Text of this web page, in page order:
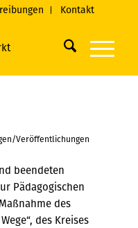
Kontakt
Veröffentlichungen
beendeten
Pädagogischen
des
des Kreises